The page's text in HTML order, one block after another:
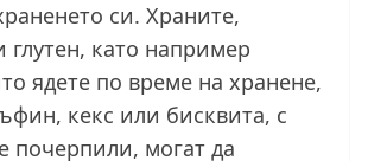
си. Храните,
като например
ядете по време на хранене,
кекс или бисквита, с
почерпили, могат да